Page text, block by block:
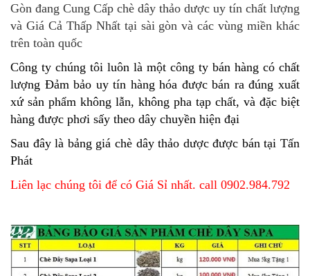
Gòn đang Cung Cấp chè dây thảo dược uy tín chất lượng
và Giá Cả Thấp Nhất tại sài gòn và các vùng miền khác
trên toàn quốc
Công ty chúng tôi luôn là một công ty bán hàng có chất
lượng Đảm bảo uy tín hàng hóa được bán ra đúng xuất
xứ sản phẩm không lẫn, không pha tạp chất, và đặc biệt
hàng được phơi sấy theo dây chuyền hiện đại
Sau đây là bảng giá chè dây thảo dược được bán tại Tấn
Phát
Liên lạc chúng tôi để có Giá Sỉ nhất. call 0902.984.792